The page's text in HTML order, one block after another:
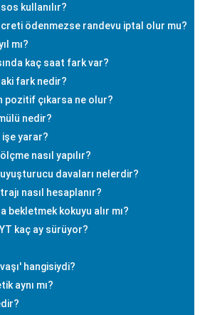
kullanılır?
ödenmezse randevu iptal olur mu?
mı?
kaç saat fark var?
fark nedir?
pozitif çıkarsa ne olur?
nedir?
yarar?
nasıl yapılır?
davaları nelerdir?
nasıl hesaplanır?
bekletmek kokuyu alır mı?
kaç ay sürüyor?
hangisiydi?
aynı mı?